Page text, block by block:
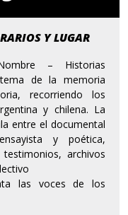
Y LUGAR
– Historias
de la memoria
recorriendo los
y chilena. La
entre el documental
y poética,
archivos
las voces de los